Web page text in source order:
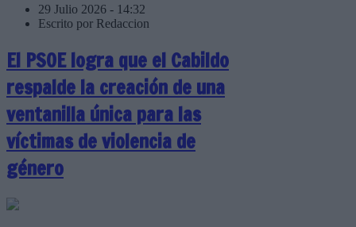
29 Julio 2026 - 14:32
Escrito por Redaccion
El PSOE logra que el Cabildo
respalde la creación de una
ventanilla única para las
víctimas de violencia de
género